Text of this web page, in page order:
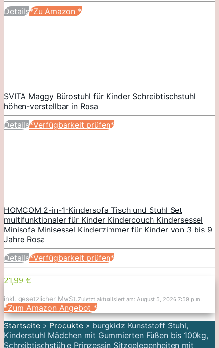
Details*Zu Amazon *
SVITA Maggy Bürostuhl für Kinder Schreibtischstuhl
höhen-verstellbar in Rosa
Details*Verfügbarkeit prüfen*
HOMCOM 2-in-1-Kindersofa Tisch und Stuhl Set
multifunktionaler für Kinder Kindercouch Kindersessel
Minisofa Minisessel Kinderzimmer für Kinder von 3 bis 9
Jahre Rosa
Details*Verfügbarkeit prüfen*
21,99 €
inkl. gesetzlicher MwSt.Zuletzt aktualisiert am: August 5, 2026 7:59 p.m.
*Zum Amazon Angebot *
Startseite » Produkte » burgkidz Kunststoff Stuhl,
Kinderstuhl Mädchen mit Gummierten Füßen bis 100kg,
Schreibtischstühle Prinzessin Sitzgelegenheiten mit